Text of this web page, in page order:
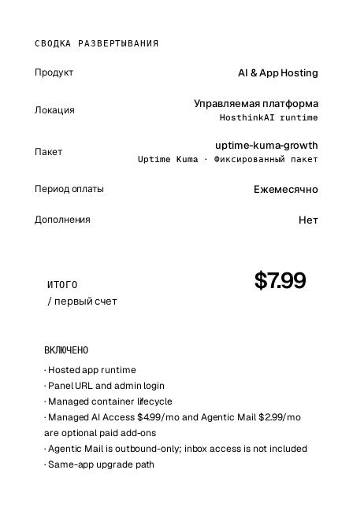
СВОДКА РАЗВЕРТЫВАНИЯ
Продукт AI & App Hosting
Локация Управляемая платформа
HosthinkAI runtime
Пакет uptime-kuma-growth
Uptime Kuma · Фиксированный пакет
Период оплаты Ежемесячно
Дополнения Нет
ИТОГО
/ первый счет
$7.99
ВКЛЮЧЕНО
· Hosted app runtime
· Panel URL and admin login
· Managed container lifecycle
· Managed AI Access $4.99/mo and Agentic Mail $2.99/mo
are optional paid add-ons
·Agentic Mail is outbound-only; inbox access is not included
·Same-app upgrade path